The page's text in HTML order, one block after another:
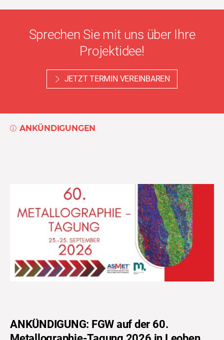
Sprechen Sie mit uns über Ihre
Projektidee!
JETZT TERMIN VEREINBAREN
ANKÜNDIGUNGEN
ANKÜNDIGUNG: FGW auf der 60.